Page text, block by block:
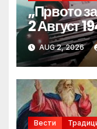
„Првото
2 Август
AUG 2, 2026
Вести